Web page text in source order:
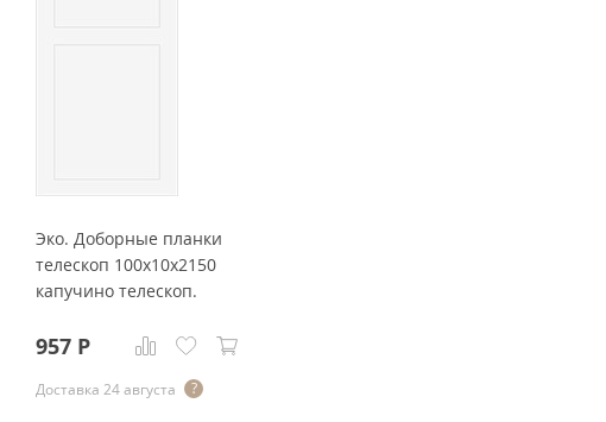
Эко. Доборные планки
телескоп 100x10x2150
капучино телескоп.
957 Р
Доставка 24 августа